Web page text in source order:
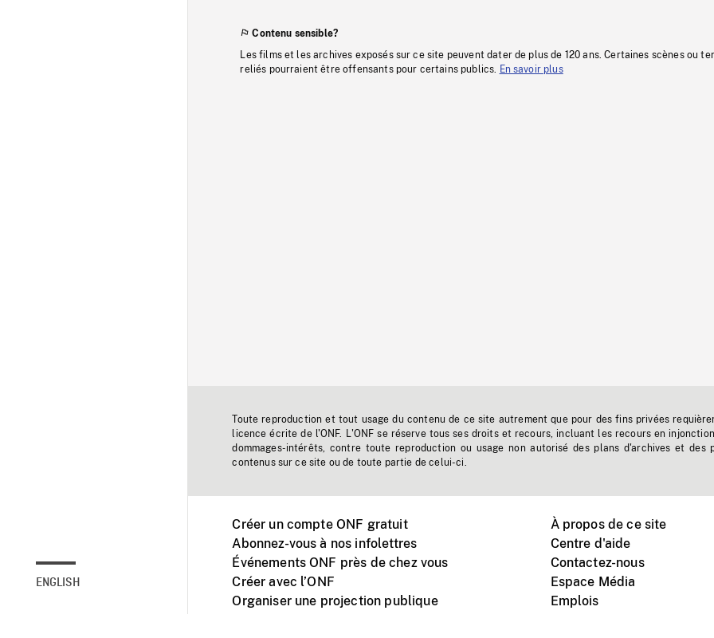
ENGLISH
Contenu sensible?
Les films et les archives exposés sur ce site peuvent dater de plus de 120 ans. Certaines scènes ou
reliés pourraient être offensants pour certains publics.
En savoir plus
Toute reproduction et tout usage du contenu de ce site autrement que pour des fins privées
licence écrite de l'ONF. L'ONF se réserve tous ses droits et recours, incluant les recours en
dommages-intérêts, contre toute reproduction ou usage non autorisé des plans d'archives et des
contenus sur ce site ou de toute partie de celui-ci.
Créer un compte ONF gratuit
Abonnez-vous à nos infolettres
Événements ONF près de chez vous
Créer avec l’ONF
Organiser une projection publique
À propos de ce site
Centre d'aide
Contactez-nous
Espace Média
Emplois